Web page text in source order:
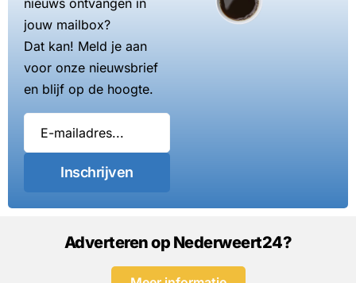
jouw mailbox?
Dat kan! Meld je aan
voor onze nieuwsbrief
en blijf op de hoogte.
Inschrijven
Adverteren op Nederweert24?